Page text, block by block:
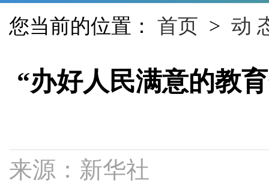
您当前的位置： 首页 > 动
“办好人民满意的教
来源：新华社